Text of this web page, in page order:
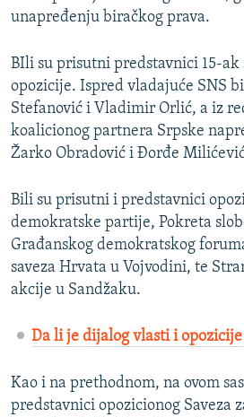
unapređenju biračkog prava.
BIli su prisutni predstavnici 15-
opozicije. Ispred vladajuće SNS
Stefanović i Vladimir Orlić, a iz
koalicionog partnera Srpske
Žarko Obradović i Đorđe
Bili su prisutni i predstavnici
demokratske partije, Pokreta
Građanskog demokratskog
saveza Hrvata u Vojvodini, te
akcije u Sandžaku.
Da li je dijalog vlasti i
Kao i na prethodnom, na ovom
predstavnici opozicionog Saveza